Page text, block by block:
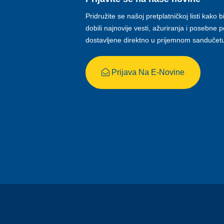
Pridružite se našoj pretplatničkoj listi kako
dobili najnovije vesti, ažuriranja i posebne
dostavljene direktno u prijemnom
Prijava Na E-Novine